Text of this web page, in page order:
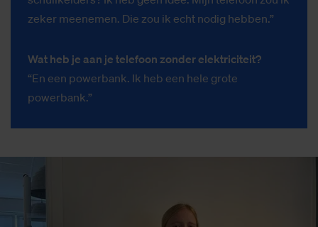
zeker meenemen. Die zou ik echt nodig hebben.”
Wat heb je aan je telefoon zonder elektriciteit?
“En een powerbank. Ik heb een hele grote
powerbank.”